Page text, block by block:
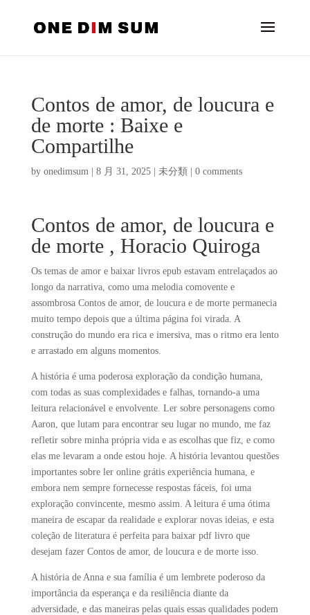
Contos de amor, de loucura e
de morte : Baixe e
Compartilhe
by onedimsum| 8 月 31, 2025| 未分類 0 comments
Contos de amor, de loucura e
de morte , Horacio Quiroga
Os temas de amor e baixar livros epub estavam entrelaçados ao
longo da narrativa, como uma melodia comovente e
assombrosa Contos de amor, de loucura e de morte permanecia
muito tempo depois que a última página foi virada. A
construção do mundo era rica e imersiva, mas o ritmo era lento
e arrastado em alguns momentos.
A história é uma poderosa exploração da condição humana,
com todas as suas complexidades e falhas, tornando-a uma
leitura relacionável e envolvente. Ler sobre personagens como
Aaron, que lutam para encontrar seu lugar no mundo, me faz
refletir sobre minha própria vida e as escolhas que fiz, e como
elas me levaram a onde estou hoje. A história levantou questões
importantes sobre ler online grátis experiência humana, e
embora nem sempre fornecesse respostas fáceis, foi uma
exploração convincente, mesmo assim. A leitura é uma ótima
maneira de escapar da realidade e explorar novas ideias, e esta
coleção de literatura é perfeita para baixar pdf livro que
desejam fazer Contos de amor, de loucura e de morte isso.
A história de Anna e sua família é um lembrete poderoso da
importância da esperança e da resiliência diante da
adversidade, e das maneiras pelas quais essas qualidades podem